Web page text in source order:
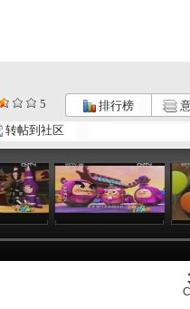
5 排行榜
转帖到社区
2...
18:24
果宝特攻2...
16:24